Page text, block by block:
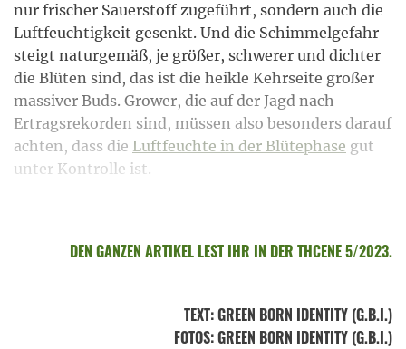
nur frischer Sauerstoff zugeführt, sondern auch die
Luftfeuchtigkeit gesenkt. Und die Schimmelgefahr
steigt naturgemäß, je größer, schwerer und dichter
die Blüten sind, das ist die heikle Kehrseite großer
massiver Buds. Grower, die auf der Jagd nach
Ertragsrekorden sind, müssen also besonders darauf
achten, dass die Luftfeuchte in der Blütephase gut
unter Kontrolle ist.
DEN GANZEN ARTIKEL LEST IHR IN DER THCENE 5/2023.
TEXT:GREEN BORN IDENTITY (G.B.I.)
FOTOS: GREEN BORN IDENTITY (G.B.I.)